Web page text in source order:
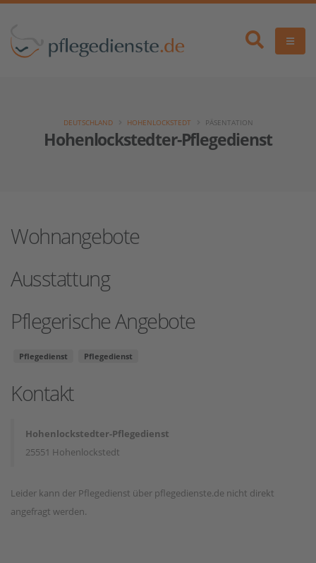
Hohenlockstedter-Pflegedienst
DEUTSCHLAND HOHENLOCKSTEDT PÄSENTATION
Wohnangebote
Ausstattung
Pflegerische Angebote
Pflegedienst Pflegedienst
Kontakt
Hohenlockstedter-Pflegedienst
25551 Hohenlockstedt
Leider kann der Pflegedienst über pflegedienste.de nicht direkt
angefragt werden.